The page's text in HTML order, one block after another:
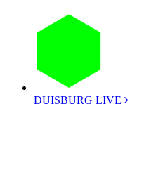
DUISBURG LIVE